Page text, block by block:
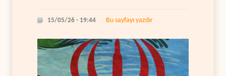
15/05/26 - 19:44 Bu sayfayı yazdır